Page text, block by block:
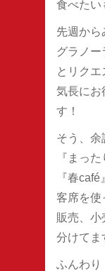
食べたい
先週から
グラノー
とリク
気長にお
す！
そう、余
『まっ
『春
客席を使
販売、小
分けてま
ふんわり